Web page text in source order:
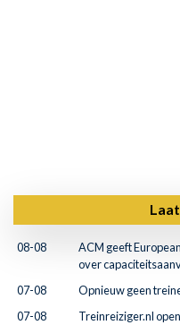
08-08
ACM geeft
over
07-08
Opnieuw geen
07-08
Treinreiziger.nl